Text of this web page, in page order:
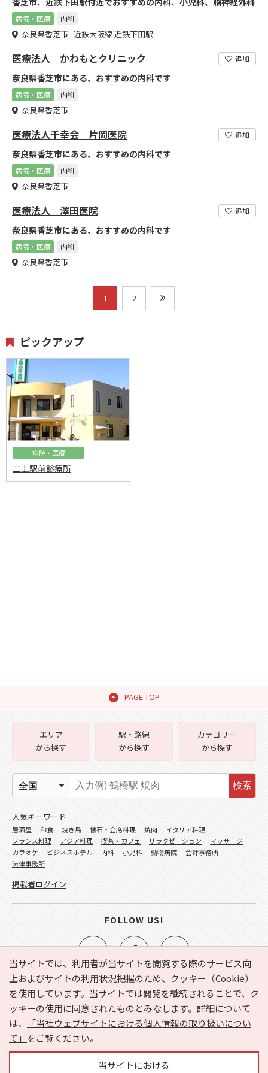
病院・医療 内科
奈良県香芝市 近鉄大阪線 近鉄下田駅
医療法人 かわもとクリニック 追加
奈良県香芝市にある、おすすめの内科です
病院・医療 内科
奈良県香芝市
医療法人千幸会 片岡医院 追加
奈良県香芝市にある、おすすめの内科です
病院・医療 内科
奈良県香芝市
医療法人 澤田医院 追加
奈良県香芝市にある、おすすめの内科です
病院・医療 内科
奈良県香芝市
1 2
ピックアップ
病院・医療
二上駅前診療所
PAGE TOP
当サイトでは、利用者が当サイトを閲覧する際のサービス向
上およびサイトの利用状況把握のため、クッキー（Cookie）
を使用しています。当サイトでは閲覧を継続されることで、ク
ッキーの使用に同意されたものとみなします。詳細について
は、
「当社ウェブサイトにおける個人情報の取り扱いについ
て」 をご覧ください。
当サイトにおける
e-NAVITA（イーナビタ）とは？ お気に入り
ヘルプ
利用規約
個人情報の取り扱いについて
運営会社
サイトマップ
広告掲載に関するお問い合わせ
エリア
から探す
駅・路線
から探す
カテゴリー
から探す
検索
人気キーワード
居酒屋 和食 焼き鳥 懐石・会席料理 焼肉
イタリア料理
フランス料理
アジア料理 喫茶・カフェ リラクゼーション
マッサージ
カラオケ
ビジネスホテル 内科 小児科 動物病院
会計事務所
法律事務所
掲載者ログイン
FOLLOW US!